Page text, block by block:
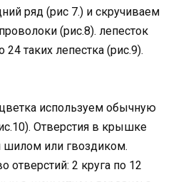
ряд (рис 7.) и скручиваем
(рис.8). лепесток
таких лепестка (рис.9).
используем обычную
Отверстия в крышке
шилом или гвоздиком.
отверстий: 2 круга по 12